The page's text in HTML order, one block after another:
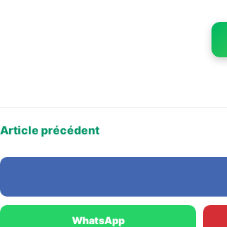
Article précédent
WhatsApp